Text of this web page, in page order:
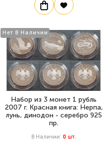
Нет В Наличии
Набор из 3 монет 1 рубль
2007 г. Красная книга: Нерпа,
лунь, динодон - серебро 925
пр.
В Наличии: 0 Шт.